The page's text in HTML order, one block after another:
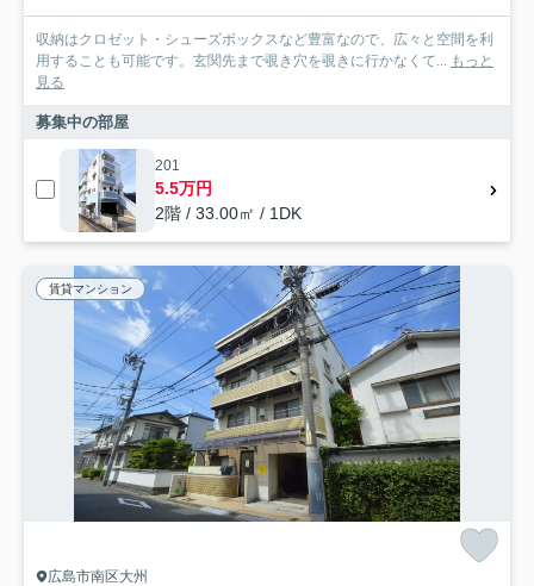
収納はクロゼット・シューズボックスなど豊富なので、広々と空間を利
用することも可能です。玄関先まで覗き穴を覗きに行かなくて... もっと
見る
募集中の部屋
201
5.5万円
2階 / 33.00㎡ / 1DK
賃貸マンション
広島市南区大州